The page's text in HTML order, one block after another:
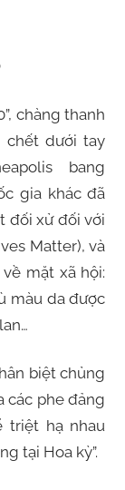
chàng thanh
chết dưới tay
bang
gia khác đã
đối xử đối với
Matter), và
mặt xã hội:
màu da được
biệt chủng
các phe đảng
triệt hạ nhau
tại Hoa kỳ”.